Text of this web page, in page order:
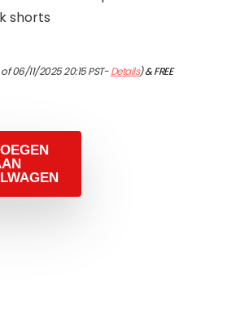
shorts
06/11/2025 20:15 PST-Details)&FREE